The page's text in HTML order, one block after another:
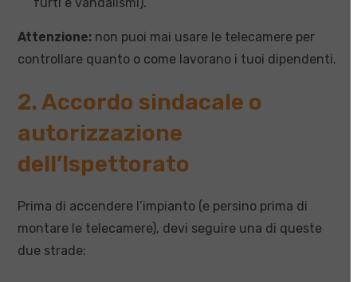
Attenzione: non puoi mai usare le telecamere per
controllare quanto o come lavorano i tuoi dipendenti.
2. Accordo sindacale o
autorizzazione
dell’Ispettorato
Prima di accendere l’impianto (e persino prima di
montare le telecamere), devi seguire una di queste
due strade: